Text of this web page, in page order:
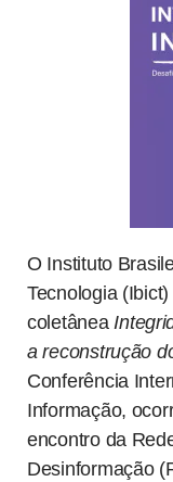
O Instituto
Tecnologia
coletânea
a reconstrução
Conferência
Informação,
encontro da
Desinformação